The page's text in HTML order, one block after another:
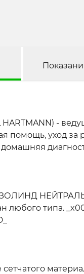
-
помощь, уход
любого типа.